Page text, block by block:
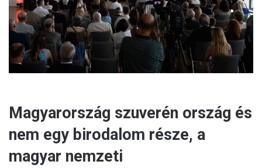
l
Magyarország szuverén ország és
nem egy birodalom része, a
magyar nemzeti